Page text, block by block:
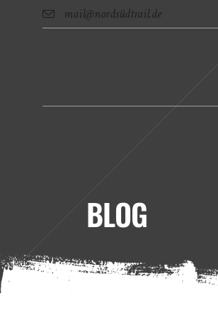
mail@nordsüdtrail.de
BLOG